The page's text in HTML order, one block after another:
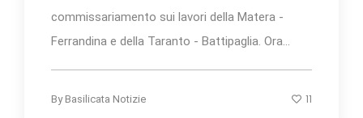
commissariamento sui lavori della Matera -
Ferrandina e della Taranto - Battipaglia. Ora...
By Basilicata Notizie 11